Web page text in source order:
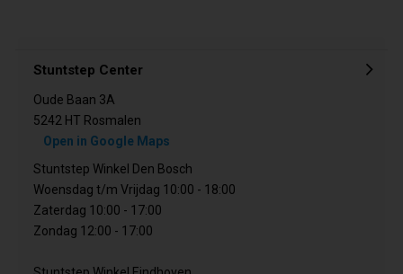
Stuntstep Center
Oude Baan 3A
5242 HT Rosmalen
Open in Google Maps
Stuntstep Winkel Den Bosch
Woensdag t/m Vrijdag 10:00 - 18:00
Zaterdag 10:00 - 17:00
Zondag 12:00 - 17:00